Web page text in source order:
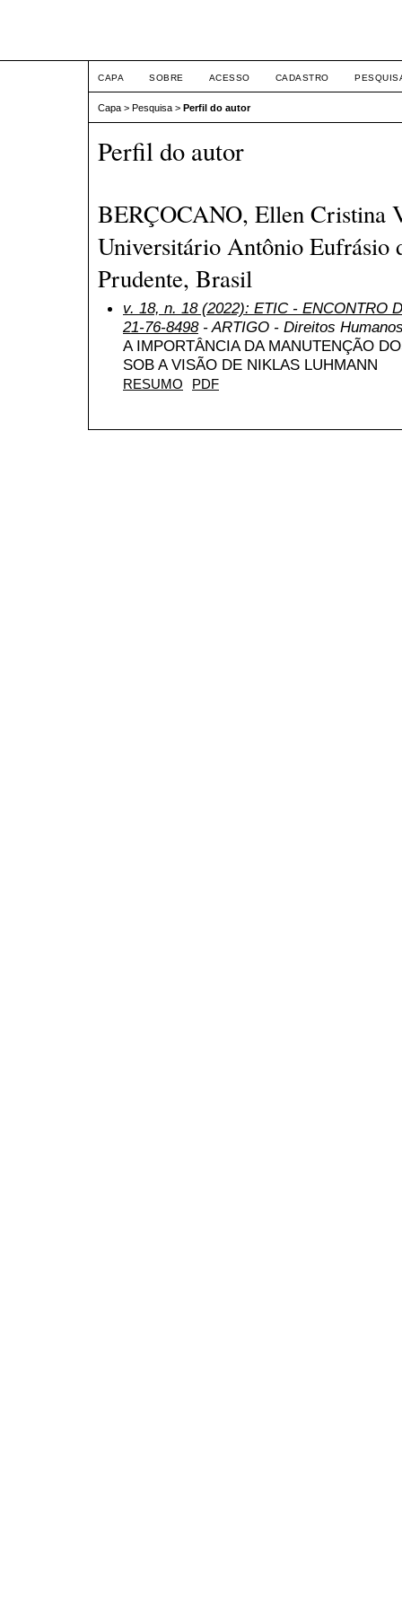
CAPA SOBRE ACESSO CADASTRO
Capa > Pesquisa > Perfil do autor
Perfil do autor
BERÇOCANO, Ellen Cristina
Universitário Antônio Eufrásio
Prudente, Brasil
v. 18, n. 18 (2022): ETIC - ENCONTRO
21-76-8498- ARTIGO - Direitos
A IMPORTÂNCIA DA MANUTENÇÃO
SOB A VISÃO DE NIKLAS LUHMANN
RESUMO PDF